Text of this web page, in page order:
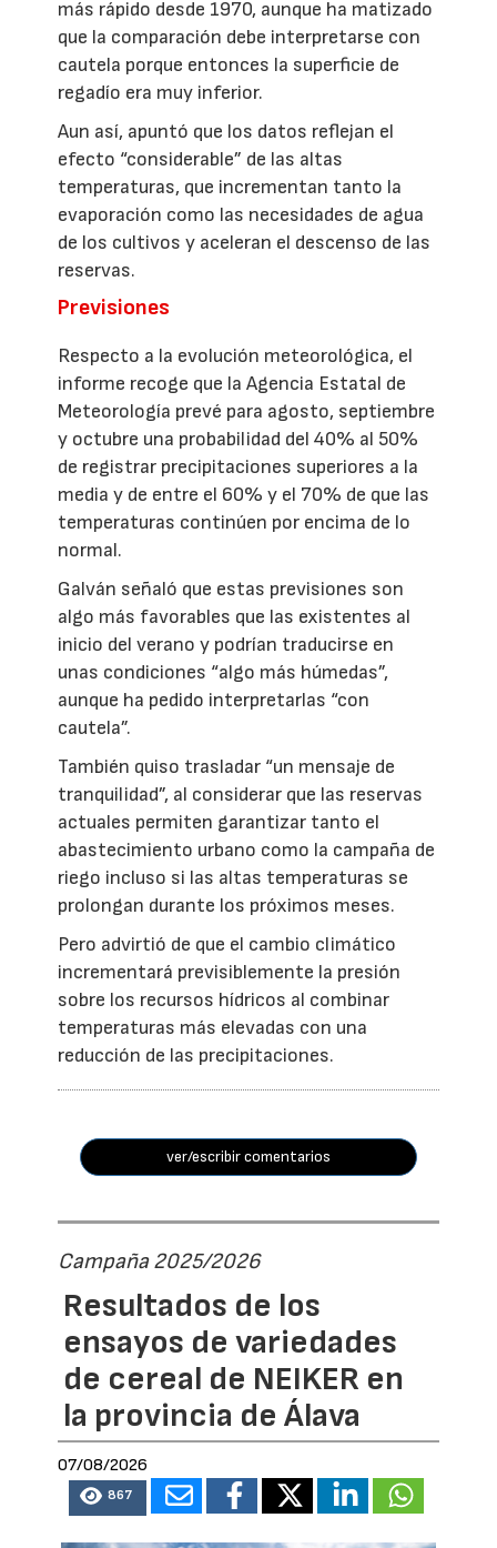
más rápido desde 1970, aunque ha matizado
que la comparación debe interpretarse con
cautela porque entonces la superficie de
regadío era muy inferior.
Aun así, apuntó que los datos reflejan el
efecto “considerable” de las altas
temperaturas, que incrementan tanto la
evaporación como las necesidades de agua
de los cultivos y aceleran el descenso de las
reservas.
Previsiones
Respecto a la evolución meteorológica, el
informe recoge que la Agencia Estatal de
Meteorología prevé para agosto, septiembre
y octubre una probabilidad del 40% al 50%
de registrar precipitaciones superiores a la
media y de entre el 60% y el 70% de que las
temperaturas continúen por encima de lo
normal.
Galván señaló que estas previsiones son
algo más favorables que las existentes al
inicio del verano y podrían traducirse en
unas condiciones “algo más húmedas”,
aunque ha pedido interpretarlas “con
cautela”.
También quiso trasladar “un mensaje de
tranquilidad”, al considerar que las reservas
actuales permiten garantizar tanto el
abastecimiento urbano como la campaña de
riego incluso si las altas temperaturas se
prolongan durante los próximos meses.
Pero advirtió de que el cambio climático
incrementará previsiblemente la presión
sobre los recursos hídricos al combinar
temperaturas más elevadas con una
reducción de las precipitaciones.
ver/escribir comentarios
Campaña 2025/2026
Resultados de los
ensayos de variedades
de cereal de NEIKER en
la provincia de Álava
07/08/2026
867